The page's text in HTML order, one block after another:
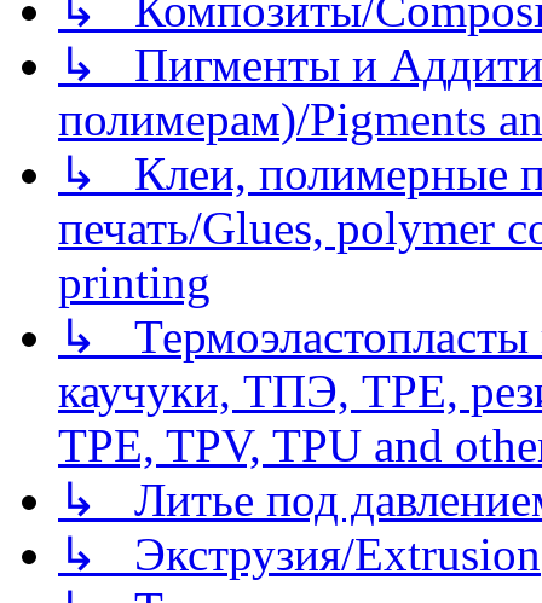
↳ Композиты/
↳ Пигменты и
полимерам)/Pigments
↳ Клеи, полимерные
печать/Glues, polymer
printing
↳
каучуки, ТПЭ, TPE,
TPE, TPV, TPU and
↳ Литье под
↳ Экструзия/Extrusion